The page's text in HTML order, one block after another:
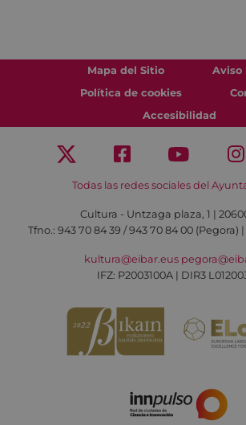
Mapa del Sitio
Aviso
Política de cookies
Accesibilidad
Todas las redes sociales del
Cultura - Untzaga plaza, 1 |
Tfno.: 943 70 84 39 / 943 70 84 00 (Pegora)
kultura@eibar.eus
IFZ: P2003100A | DIR3